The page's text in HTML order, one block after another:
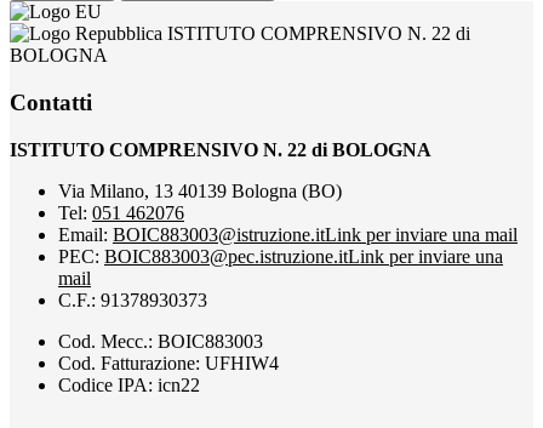
ISTITUTO COMPRENSIVO N. 22 di
BOLOGNA
Contatti
ISTITUTO COMPRENSIVO N. 22 di BOLOGNA
Via Milano, 13 40139 Bologna (BO)
Tel: 051 462076
Email: BOIC883003@istruzione.itLink per inviare una mail
PEC: BOIC883003@pec.istruzione.itLink per inviare una
mail
C.F.: 91378930373
Cod. Mecc.: BOIC883003
Cod. Fatturazione: UFHIW4
Codice IPA: icn22